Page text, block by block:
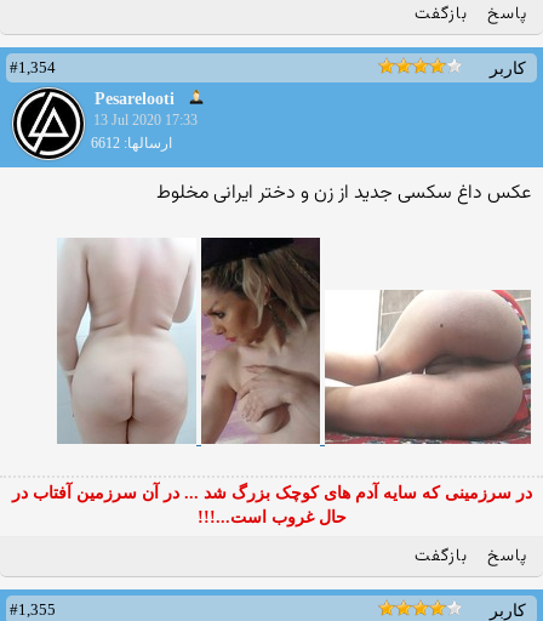
پاسخ بازگفت
کاربر
#1,354
Pesarelooti
13 Jul 2020 17:33
ارسالها: 6612
عکس داغ سکسی جدید از زن و دختر ایرانی مخلوط
در سرزمینی که سایه آدم های کوچک بزرگ شد ... در آن سرزمین آفتاب در
حال غروب است...!!!
پاسخ بازگفت
کاربر
#1,355